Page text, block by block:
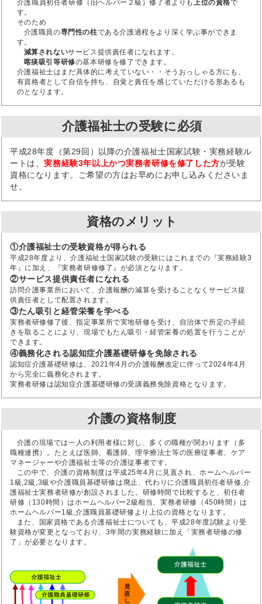
介護職員初任者研修（旧ヘルパー２級）修了者よりも
上位の資格で
す。
そのため
介護職員の専門性の柱である介護過程をより深く学ぶ事ができま
す。
減算されないサービス提供責任者になれます。
喀痰吸引等研修の基本研修を修了できます。
介護福祉士はまだ具体的に考えていない・・そうおっしゃる方にも、
有資格者として自信を持ち、自覚と責任を感じていただける形あるも
のとなります。
介護福祉士の受験に必須
平成28年度（第29回）以降の介護福祉士国家試験・実務経験ル
ートは、実務経験3年以上かつ実務者研修を修了した方が受験
資格になります。ご希望の方はお早めにお申し込みくださいま
せ。
資格のメリット
①介護福祉士の受験資格が得られる
平成28年度より、介護福祉士国家試験の受験にはこれまでの『実務経験3
年』に加え、『実務者研修修了』が必須となります。
②サービス提供責任者になれる
訪問介護事業所において、介護報酬の減算を受けることなくサービス提
供責任者として配置されます。
③たん吸引と経管栄養を学べる
実務者研修修了後、指定事業所で実地研修を受け、自治体で所定の手続
きを取ることにより、現場でもたん吸引・経管栄養の処置を行うことが
できます。
④義務化される認知症介護基礎研修を免除される
認知症介護基礎研修は、2021年4月の介護報酬改定に伴って2024年4月
から完全に義務化されます。
実務者研修は認知症介護基礎研修の受講義務免除資格となります。
介護の資格制度
介護の現場では一人の利用者様に対し、多くの職種が関わります（多
職種連携）。たとえば医師、看護師、理学療法士等の医療従事者、ケア
マネージャーや介護福祉士等の介護従事者です。
この中で、介護の資格制度は平成25年4月に見直され、ホームヘルパー
1級,2級,3級や介護職員基礎研修は廃止、代わりに介護職員初任者研修,介
護福祉士実務者研修が創設されました。研修時間で比較すると、初任者
研修（130時間）はホームヘルパー2級相当、実務者研修（450時間）は
ホームヘルパー1級,介護職員基礎研修より上位の資格となります。
また、国家資格である介護福祉士についても、平成28年度試験より受
験資格が変更となっており、3年間の実務経験に加え「実務者研修の修
了」が必要となります。